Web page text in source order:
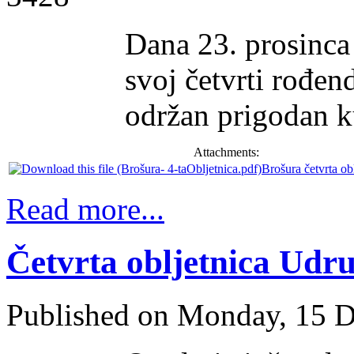
Dana 23.
svoj četvrti
održan prigodan
Attachments:
Brošura četvrta
Read more...
Četvrta obljetnica
Published on Monday, 15